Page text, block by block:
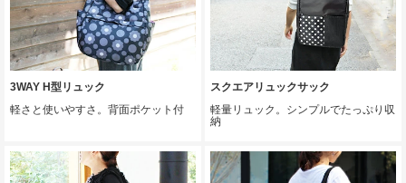
3WAY H型リュック
軽さと使いやすさ。背面ポケット付
スクエアリュックサック
軽量リュック。シンプルでたっぷり収
納